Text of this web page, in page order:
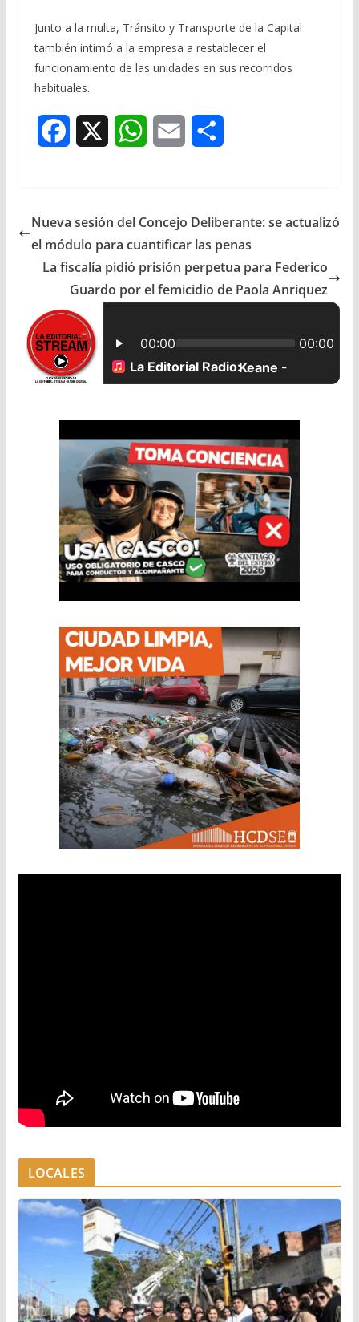
Junto a la multa, Tránsito y Transporte de la Capital
también intimó a la empresa a restablecer el
funcionamiento de las unidades en sus recorridos
habituales.
e
o
o
k
W
t
A
i
r
e
Nueva sesión del Concejo Deliberante: se actualizó
el módulo para cuantificar las penas
La fiscalía pidió prisión perpetua para Federico
Guardo por el femicidio de Paola Anriquez
LOCALES